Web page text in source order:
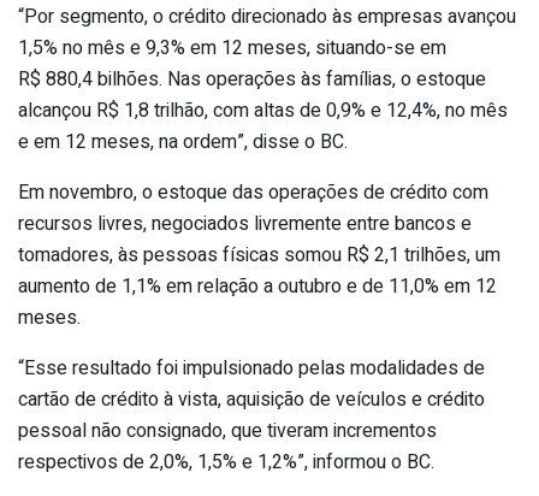
“Por segmento, o crédito direcionado às empresas avançou
1,5% no mês e 9,3% em 12 meses, situando-se em
R$ 880,4 bilhões. Nas operações às famílias, o estoque
alcançou R$ 1,8 trilhão, com altas de 0,9% e 12,4%, no mês
e em 12 meses, na ordem”, disse o BC.
Em novembro, o estoque das operações de crédito com
recursos livres, negociados livremente entre bancos e
tomadores, às pessoas físicas somou R$ 2,1 trilhões, um
aumento de 1,1% em relação a outubro e de 11,0% em 12
meses.
“Esse resultado foi impulsionado pelas modalidades de
cartão de crédito à vista, aquisição de veículos e crédito
pessoal não consignado, que tiveram incrementos
respectivos de 2,0%, 1,5% e 1,2%”, informou o BC.